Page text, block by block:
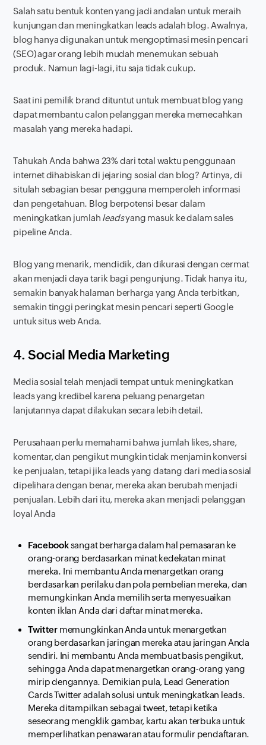
Salah satu bentuk konten yang jadi andalan untuk meraih
kunjungan dan meningkatkan leadsadalah blog. Awalnya,
blog hanya digunakan untuk mengoptimasi mesin pencari
(SEO) agar orang lebih mudah menemukan sebuah
produk. Namun lagi-lagi, itu saja tidak cukup.
Saat ini pemilik brand dituntut untuk membuat blog yang
dapat membantu calon pelanggan mereka memecahkan
masalah yang mereka hadapi.
Tahukah Anda bahwa 23% dari total waktu penggunaan
internet dihabiskan di jejaring sosial dan blog? Artinya, di
situlah sebagian besar pengguna memperoleh informasi
dan pengetahuan. Blog berpotensi besar dalam
meningkatkan jumlah leadsyang masuk ke dalamsales
pipelineAnda.
Blog yang menarik, mendidik, dan dikurasi dengan cermat
akan menjadi daya tarik bagi pengunjung. Tidak hanya itu,
semakin banyak halaman berharga yang Anda terbitkan,
semakin tinggi peringkat mesin pencari seperti Google
untuk situs web Anda.
4. Social Media Marketing
Media sosial telah menjadi tempat untuk meningkatkan
leadsyang kredibel karena peluang penargetan
lanjutannya dapat dilakukan secara lebih detail.
Perusahaan perlu memahami bahwa jumlah likes,share,
komentar, dan pengikut mungkin tidak menjamin konversi
ke penjualan, tetapi jika leadsyang datang dari media sosial
dipelihara dengan benar, mereka akan berubah menjadi
penjualan. Lebih dari itu, mereka akan menjadi pelanggan
loyal Anda
Facebooksangat berharga dalam hal pemasaran ke
orang-orang berdasarkan minat kedekatan minat
mereka. Ini membantu Anda menargetkan orang
berdasarkan perilaku dan pola pembelian mereka, dan
memungkinkan Anda memilih serta menyesuaikan
konten iklan Anda dari daftar minat mereka.
Twitter memungkinkan Anda untuk menargetkan
orang berdasarkan jaringan mereka atau jaringan Anda
sendiri. Ini membantu Anda membuat basis pengikut,
sehingga Anda dapat menargetkan orang-orang yang
mirip dengannya. Demikian pula, Lead Generation
CardsTwitter adalah solusi untuk meningkatkan leads.
Mereka ditampilkan sebagai tweet, tetapi ketika
seseorang mengklik gambar, kartu akan terbuka untuk
memperlihatkan penawaran atau formulir pendaftaran.